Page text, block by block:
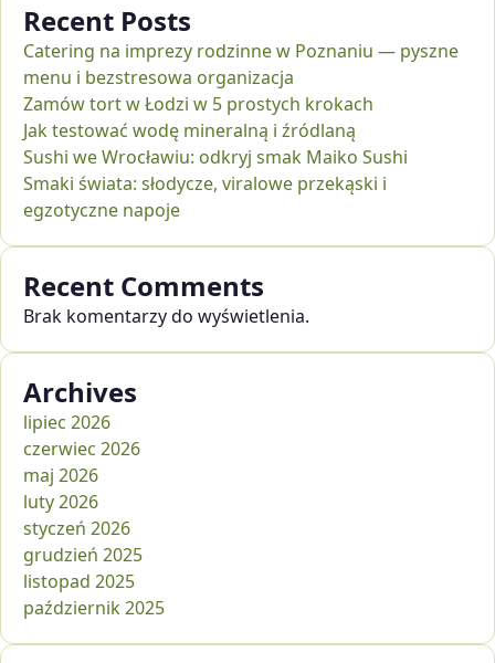
Recent Posts
Catering na imprezy rodzinne w Poznaniu — pyszne
menu i bezstresowa organizacja
Zamów tort w Łodzi w 5 prostych krokach
Jak testować wodę mineralną i źródlaną
Sushi we Wrocławiu: odkryj smak Maiko Sushi
Smaki świata: słodycze, viralowe przekąski i
egzotyczne napoje
Recent Comments
Brak komentarzy do wyświetlenia.
Archives
lipiec 2026
czerwiec 2026
maj 2026
luty 2026
styczeń 2026
grudzień 2025
listopad 2025
październik 2025